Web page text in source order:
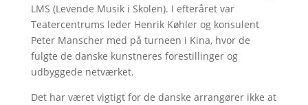
LMS (Levende Musik i Skolen). I efteråret var
Teatercentrums leder Henrik Køhler og konsulent
Peter Manscher med på turneen i Kina, hvor de
fulgte de danske kunstneres forestillinger og
udbyggede netværket.
Det har været vigtigt for de danske arrangører ikke at